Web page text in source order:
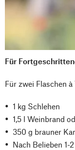
Für
Für zwei Flaschen
1 kg Schlehen
1,5 l Weinbrand
350 g brauner
Nach Belieben 1-